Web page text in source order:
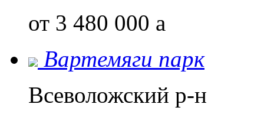
от 3 480 000 a
Вартемяги парк
Всеволожский р-н